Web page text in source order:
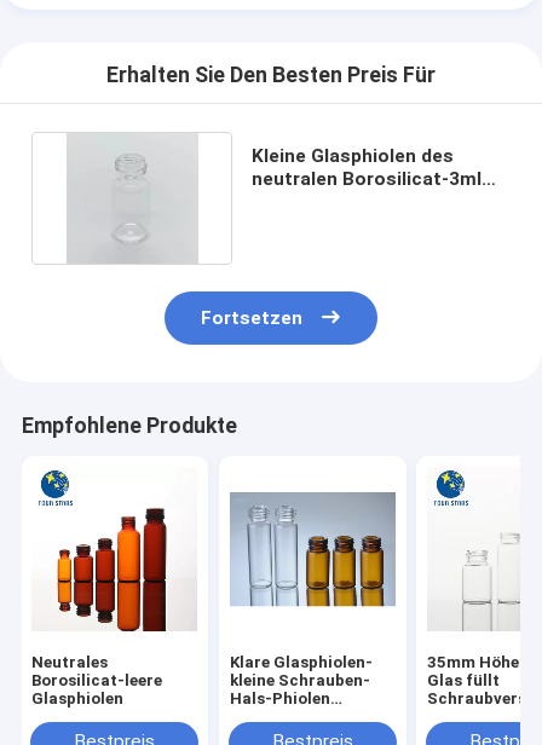
Erhalten Sie Den Besten Preis Für
Kleine Glasphiolen des
neutralen Borosilicat-3ml
Fortsetzen
Empfohlene Produkte
Neutrales
Borosilicat-leere
Glasphiolen
Klare Glasphiolen-
kleine Schrauben-
Hals-Phiolen
Pharmazeutiks 30ml
35mm Höhen-
Glas füllt